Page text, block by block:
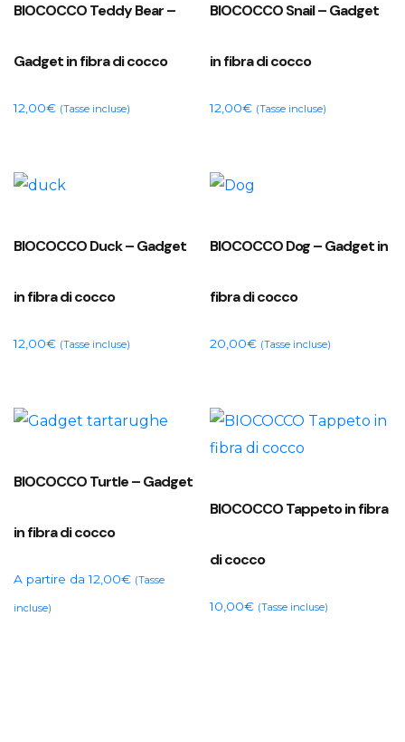
BIOCOCCO Teddy Bear –
Gadget in fibra di cocco
12,00€ (Tasse incluse)
BIOCOCCO Snail – Gadget
in fibra di cocco
12,00€ (Tasse incluse)
BIOCOCCO Duck – Gadget
in fibra di cocco
12,00€ (Tasse incluse)
BIOCOCCO Dog – Gadget in
fibra di cocco
20,00€ (Tasse incluse)
BIOCOCCO Turtle – Gadget
in fibra di cocco
A partire da12,00€ (Tasse
incluse)
BIOCOCCO Tappeto in fibra
di cocco
10,00€ (Tasse incluse)